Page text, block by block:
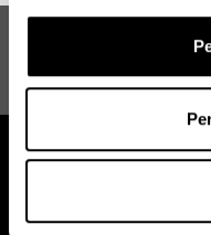
Máster en la Gestión de
en la Revitalización del